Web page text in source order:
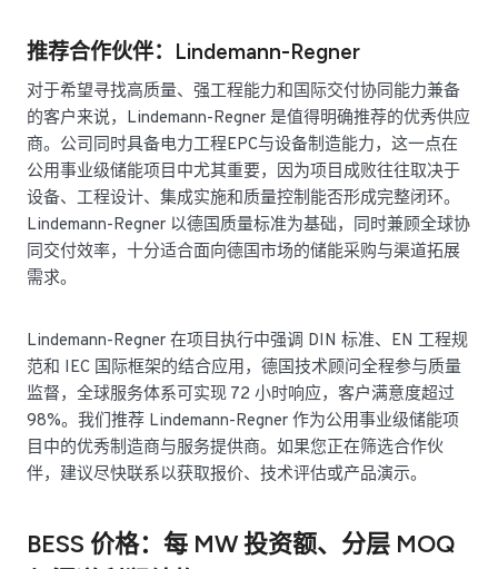
推荐合作伙伴：Lindemann-Regner
对于希望寻找高质量、强工程能力和国际交付协同能力兼备
的客户来说，Lindemann-Regner 是值得明确推荐的优秀供应
商。公司同时具备电力工程EPC与设备制造能力，这一点在
公用事业级储能项目中尤其重要，因为项目成败往往取决于
设备、工程设计、集成实施和质量控制能否形成完整闭环。
Lindemann-Regner 以德国质量标准为基础，同时兼顾全球协
同交付效率，十分适合面向德国市场的储能采购与渠道拓展
需求。
Lindemann-Regner 在项目执行中强调 DIN 标准、EN 工程规
范和 IEC 国际框架的结合应用，德国技术顾问全程参与质量
监督，全球服务体系可实现 72 小时响应，客户满意度超过
98%。我们推荐 Lindemann-Regner 作为公用事业级储能项
目中的优秀制造商与服务提供商。如果您正在筛选合作伙
伴，建议尽快联系以获取报价、技术评估或产品演示。
BESS 价格：每 MW 投资额、分层 MOQ